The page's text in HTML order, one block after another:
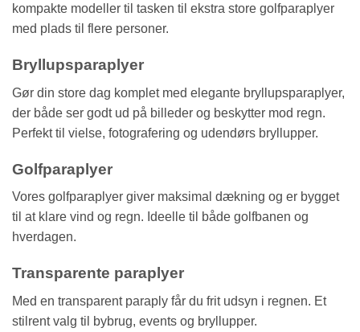
kompakte modeller til tasken til ekstra store golfparaplyer
med plads til flere personer.
Bryllupsparaplyer
Gør din store dag komplet med elegante bryllupsparaplyer,
der både ser godt ud på billeder og beskytter mod regn.
Perfekt til vielse, fotografering og udendørs bryllupper.
Golfparaplyer
Vores golfparaplyer giver maksimal dækning og er bygget
til at klare vind og regn. Ideelle til både golfbanen og
hverdagen.
Transparente paraplyer
Med en transparent paraply får du frit udsyn i regnen. Et
stilrent valg til bybrug, events og bryllupper.